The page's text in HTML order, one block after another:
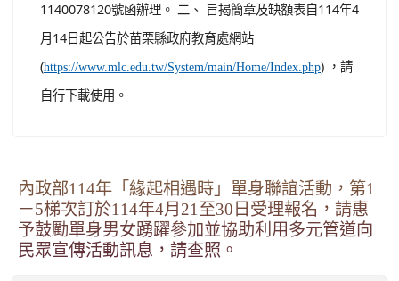
1140078120號函辦理。 二、 旨揭簡章及缺額表自114年4
月14日起公告於苗栗縣政府教育處網站
(https://www.mlc.edu.tw/System/main/Home/Index.php) ，請
自行下載使用。
內政部114年「緣起相遇時」單身聯誼活動，第1
－5梯次訂於114年4月21至30日受理報名，請惠
予鼓勵單身男女踴躍參加並協助利用多元管道向
民眾宣傳活動訊息，請查照。